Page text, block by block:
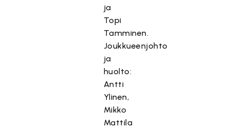
ja
Topi
Tamminen.
Joukkueenjohto
ja
huolto:
Antti
Ylinen,
Mikko
Mattila